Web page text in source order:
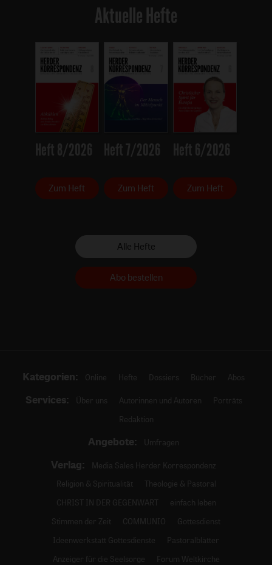
Aktuelle Hefte
Heft 8/2026
Zum Heft
Heft 7/2026
Zum Heft
Heft 6/2026
Zum Heft
Alle Hefte
Abo bestellen
Kategorien: Online Hefte Dossiers Bücher Abos
Services: Über uns Autorinnen und Autoren
Porträts
Redaktion
Angebote: Umfragen
Verlag:
Media Sales Herder Korrespondenz
Religion & Spiritualität
Theologie & Pastoral
CHRIST IN DER GEGENWART
einfach leben
Stimmen der Zeit
COMMUNIO
Gottesdienst
Ideenwerkstatt Gottesdienste
Pastoralblätter
Anzeiger für die Seelsorge
Forum Weltkirche